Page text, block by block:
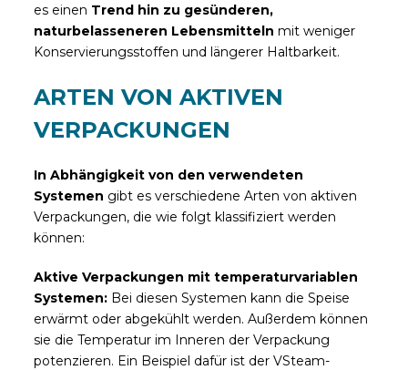
es einen Trend hin zu gesünderen,
naturbelasseneren Lebensmitteln mit weniger
Konservierungsstoffen und längerer Haltbarkeit.
ARTEN VON AKTIVEN
VERPACKUNGEN
In Abhängigkeit von den verwendeten
Systemen gibt es verschiedene Arten von aktiven
Verpackungen, die wie folgt klassifiziert werden
können:
Aktive Verpackungen mit temperaturvariablen
Systemen: Bei diesen Systemen kann die Speise
erwärmt oder abgekühlt werden. Außerdem können
sie die Temperatur im Inneren der Verpackung
potenzieren. Ein Beispiel dafür ist der VSteam-